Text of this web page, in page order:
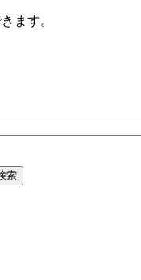
ます。